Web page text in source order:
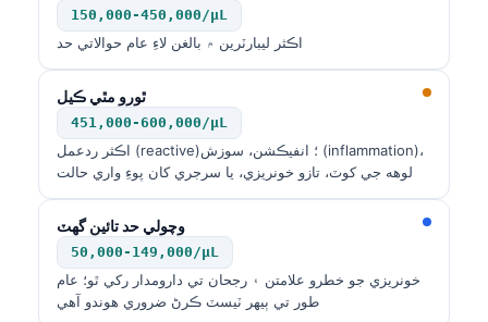
150,000-450,000/µL
اڪثر ليبارٽرين ۾ بالغن لاءِ عام حوالاتي حد
ٿورو مٿي ڪيل
451,000-600,000/µL
اڪثر ردعمل (reactive)؛ انفيڪشن، سوزش (inflammation)،
لوهه جي کوٽ، تازو خونريزي، يا سرجري کان پوءِ واري حالت
وچولي حد تائين گهٽ
50,000-149,000/µL
خونريزي جو خطرو علامتن ۽ رجحان تي دارومدار رکي ٿو؛ عام
طور تي ٻيهر ٽيسٽ ڪرڻ ضروري هوندو آهي